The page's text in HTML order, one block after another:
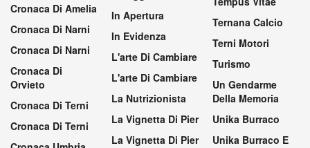
Cronaca Di Amelia
Cronaca Di Narni
Cronaca Di Narni
Cronaca Di
Orvieto
Cronaca Di Terni
Cronaca Di Terni
In Apertura
In Evidenza
L'arte Di Cambiare
L'arte Di Cambiare
La Nutrizionista
La Vignetta Di Pier
La Vignetta Di Pier
Ternana Calcio
Terni Motori
Turismo
Un Gendarme
Della Memoria
Unika Burraco
Unika Burraco E